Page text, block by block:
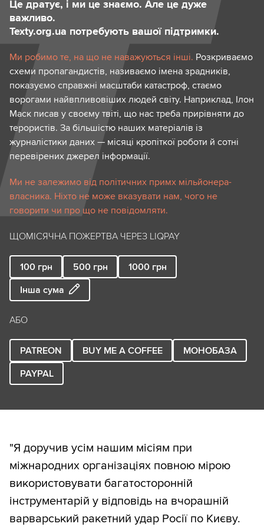
Це дратує, і ми це знаємо. Але це дуже
важливо.
Texty.org.ua потребують вашої підтримки.
Ми робимо те, на що не наважуються інші. Розкриваємо
схеми пропагандистів, називаємо імена зрадників,
показуємо справжні масштаби катастроф, стаємо
ворогами найвпливовіших людей світу. Наприклад, Ілон
Маск писав у своєму твіті, що нас треба прирівняти до
терористів. За більшістю наших матеріалів із
журналістики даних — місяці кропіткої роботи й сотні
перевірених джерел інформації.
Ми не залежимо від політичних примх мільйонера-
власника. Ніхто не може вказувати нам, чого не
говорити чи про що не повідомляти.
ЩОМІСЯЧНА ПОЖЕРТВА ЧЕРЕЗ LIQPAY
100 грн 500 грн 1000 грн
Інша сума
АБО
PATREON BUY ME A COFFEE
МОНОБАЗА
PAYPAL
"Я доручив усім нашим місіям при
міжнародних організаціях повною мірою
використовувати багатосторонній
інструментарій у відповідь на вчорашній
варварський ракетний удар Росії по Києву.